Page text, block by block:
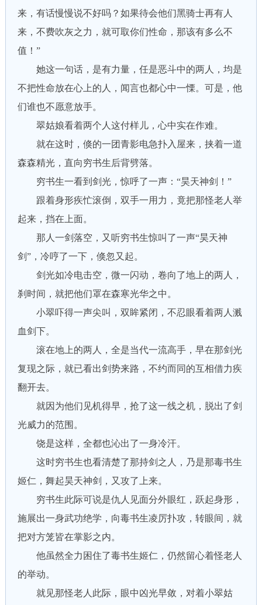
来，有话慢慢说不好吗？如果待会他们黑骑士再有人
来，不费吹灰之力，就可取你们性命，那该有多么不
值！”
她这一句话，是有力量，任是恶斗中的两人，均是
不把性命放在心上的人，闻言也都心中一慄。可是，他
们谁也不愿意放手。
翠姑娘看着两个人这付样儿，心中实在作难。
就在这时，倏的一团青影电急扑入屋来，挟着一道
森森精光，直向穷书生后背劈落。
穷书生一看到剑光，惊呼了一声：“昊天神剑！”
跟着身形疾忙滚倒，双手一用力，竟把那怪老人举
起来，挡在上面。
那人一剑落空，又听穷书生惊叫了一声“昊天神
剑”，冷哼了一下，倏忽又起。
剑光如冷电击空，微一闪动，卷向了地上的两人，
刹时间，就把他们罩在森寒光华之中。
小翠吓得一声尖叫，双眸紧闭，不忍眼看着两人溅
血剑下。
滚在地上的两人，全是当代一流高手，早在那剑光
复现之际，就已看出剑势来路，不约而同的互相借力疾
翻开去。
就因为他们见机得早，抢了这一线之机，脱出了剑
光威力的范围。
饶是这样，全都也沁出了一身冷汗。
这时穷书生也看清楚了那持剑之人，乃是那毒书生
姬仁，舞起昊天神剑，又攻了上来。
穷书生此际可说是仇人见面分外眼红，跃起身形，
施展出一身武功绝学，向毒书生凌厉扑攻，转眼间，就
把对方笼皆在掌影之内。
他虽然全力困住了毒书生姬仁，仍然留心着怪老人
的举动。
就见那怪老人此际，眼中凶光早敛，对着小翠姑